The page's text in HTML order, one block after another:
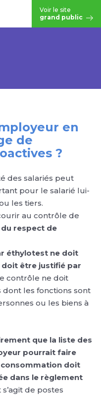
Voir le site
grand public
en
de
?
des salariés peut
pour le salarié lui-
les tiers.
au contrôle de
respect de
éthylotest ne doit
être justifié par
contrôle ne doit
les fonctions sont
ou les biens à
que la liste des
pourrait faire
doit
dans le règlement
de postes